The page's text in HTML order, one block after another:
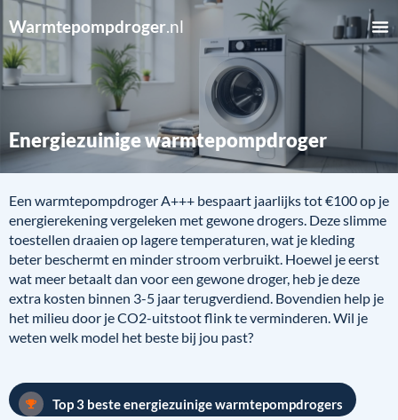
Warmtepompdroger.nl
Energiezuinige warmtepompdroger
Een warmtepompdroger A+++ bespaart jaarlijks tot €100 op je
energierekening vergeleken met gewone drogers. Deze slimme
toestellen draaien op lagere temperaturen, wat je kleding
beter beschermt en minder stroom verbruikt. Hoewel je eerst
wat meer betaalt dan voor een gewone droger, heb je deze
extra kosten binnen 3-5 jaar terugverdiend. Bovendien help je
het milieu door je CO2-uitstoot flink te verminderen. Wil je
weten welk model het beste bij jou past?
Top 3 beste energiezuinige warmtepompdrogers